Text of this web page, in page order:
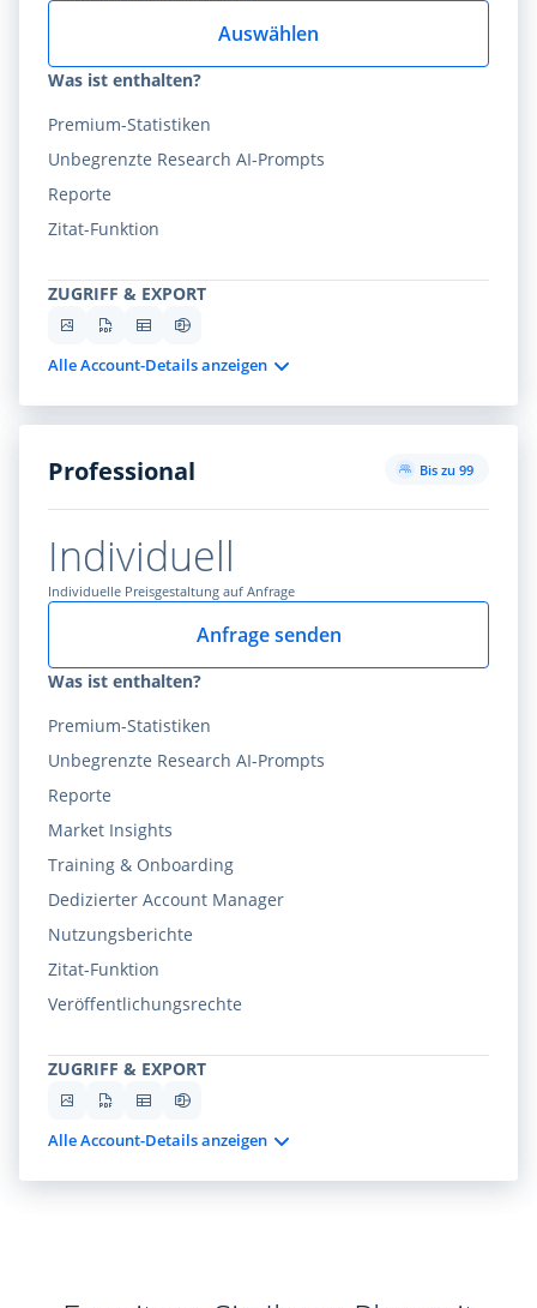
Auswählen
Was ist enthalten?
Premium-Statistiken
Unbegrenzte Research AI-Prompts
Reporte
Zitat-Funktion
ZUGRIFF & EXPORT
Alle Account-Details anzeigen
Professional Bis zu 99
Individuell
Individuelle Preisgestaltung auf Anfrage
Anfrage senden
Was ist enthalten?
Premium-Statistiken
Unbegrenzte Research AI-Prompts
Reporte
Market Insights
Training & Onboarding
Dedizierter Account Manager
Nutzungsberichte
Zitat-Funktion
Veröffentlichungsrechte
ZUGRIFF & EXPORT
Alle Account-Details anzeigen